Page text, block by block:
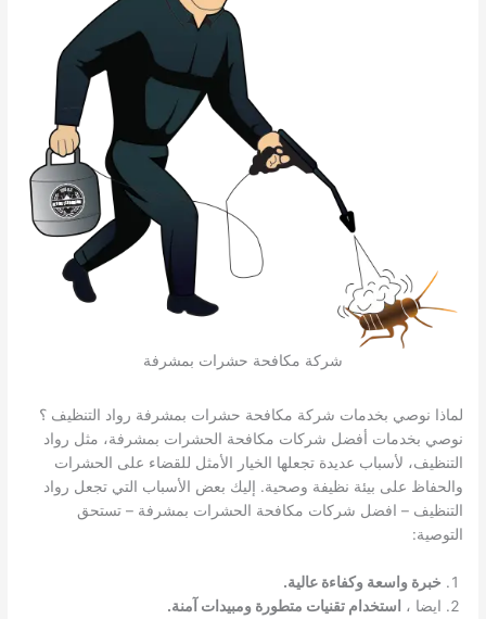
شركة مكافحة حشرات بمشرفة
لماذا نوصي بخدمات شركة مكافحة حشرات بمشرفة رواد التنظيف ؟
نوصي بخدمات أفضل شركات مكافحة الحشرات بمشرفة، مثل رواد
التنظيف، لأسباب عديدة تجعلها الخيار الأمثل للقضاء على الحشرات
والحفاظ على بيئة نظيفة وصحية. إليك بعض الأسباب التي تجعل رواد
التنظيف – افضل شركات مكافحة الحشرات بمشرفة – تستحق
التوصية:
خبرة واسعة وكفاءة عالية.
ايضا ، استخدام تقنيات متطورة ومبيدات آمنة.